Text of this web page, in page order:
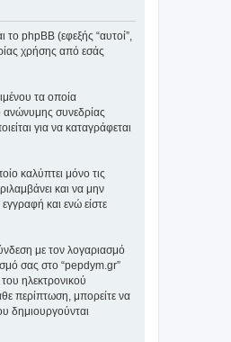
το phpBB (εφεξής “αυτοί”,
χρήσης από εσάς
τα οποία
ανώνυμης συνεδρίας
για να καταγράφεται
καλύπτει μόνο τις
και να μην
και ενώ είστε
με τον λογαριασμό
σας στο “pepdym.gr”
ηλεκτρονικού
περίπτωση, μπορείτε να
δημιουργούνται